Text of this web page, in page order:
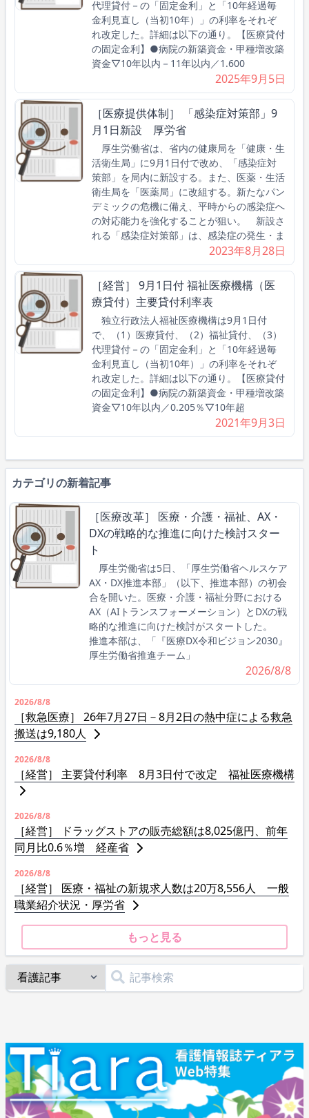
代理貸付－の「固定金利」と「10年経過毎
金利見直し（当初10年）」の利率をそれぞ
れ改定した。詳細は以下の通り。【医療貸付
の固定金利】●病院の新築資金・甲種増改築
資金▽10年以内－11年以内／1.600
2025年9月5日
［医療提供体制］ 「感染症対策部」9
月1日新設 厚労省
厚生労働省は、省内の健康局を「健康・生
活衛生局」に9月1日付で改め、「感染症対
策部」を局内に新設する。また、医薬・生活
衛生局を「医薬局」に改組する。新たなパン
デミックの危機に備え、平時からの感染症へ
の対応能力を強化することが狙い。 新設さ
れる「感染症対策部」は、感染症の発生・ま
2023年8月28日
［経営］ 9月1日付 福祉医療機構（医
療貸付）主要貸付利率表
独立行政法人福祉医療機構は9月1日付
で、（1）医療貸付、（2）福祉貸付、（3）
代理貸付－の「固定金利」と「10年経過毎
金利見直し（当初10年）」の利率をそれぞ
れ改定した。詳細は以下の通り。【医療貸付
の固定金利】●病院の新築資金・甲種増改築
資金▽10年以内／0.205％▽10年超
2021年9月3日
カテゴリの新着記事
［医療改革］ 医療・介護・福祉、AX・
DXの戦略的な推進に向けた検討スター
ト
厚生労働省は5日、「厚生労働省ヘルスケア
AX・DX推進本部」（以下、推進本部）の初会
合を開いた。医療・介護・福祉分野における
AX（AIトランスフォーメーション）とDXの戦
略的な推進に向けた検討がスタートした。
推進本部は、「『医療DX令和ビジョン2030』
厚生労働省推進チーム」
2026/8/8
2026/8/8
［救急医療］ 26年7月27日－8月2日の熱中症による救急
搬送は9,180人
2026/8/8
［経営］ 主要貸付利率 8月3日付で改定 福祉医療機構
2026/8/8
［経営］ ドラッグストアの販売総額は8,025億円、前年
同月比0.6％増 経産省
2026/8/8
［経営］ 医療・福祉の新規求人数は20万8,556人 一般
職業紹介状況・厚労省
もっと見る